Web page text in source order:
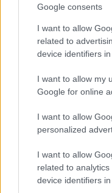
Google consents
I want to allow
related to
device identifiers in
I want to allow my
Google for online
I want to allow
personalized
I want to allow
related to
device identifiers in
στους
πήρε την
τραυματίζοντάς
στην πλάτη.
επιχείρησε να
63χρονος γέμισε
τις συνολικά
κεφάλι, με